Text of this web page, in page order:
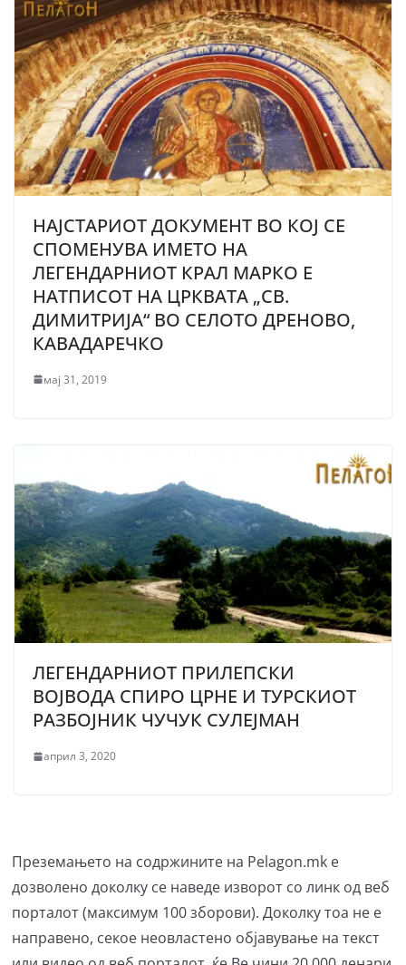
НАЈСТАРИОТ ДОКУМЕНТ ВО КОЈ СЕ
СПОМЕНУВА ИМЕТО НА
ЛЕГЕНДАРНИОТ КРАЛ МАРКО Е
НАТПИСОТ НА ЦРКВАТА „СВ.
ДИМИТРИЈА“ ВО СЕЛОТО ДРЕНОВО,
КАВАДАРЕЧКО
мај 31, 2019
ЛЕГЕНДАРНИОТ ПРИЛЕПСКИ
ВОЈВОДА СПИРО ЦРНЕ И ТУРСКИОТ
РАЗБОЈНИК ЧУЧУК СУЛЕЈМАН
април 3, 2020
Преземањето на содржините на Pelagon.mk е
дозволено доколку се наведе изворот со линк од веб
порталот (максимум 100 зборови). Доколку тоа не е
направено, секое неовластено објавување на текст